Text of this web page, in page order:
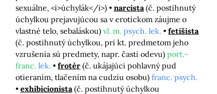
sexuálne, <i>úchylák</i>)
narcista (č. postihnutý
úchylkou prejavujúcou sa v erotickom záujme o
vlastné telo, sebaláskou) vl. m. psych. lek.
fetišista
(č. postihnutý úchylkou, pri kt. predmetom jeho
vzrušenia sú predmety, napr. časti odevu) port.-
franc. lek. frotér (č. ukájajúci pohlavný pud
otieraním, tlačením na cudziu osobu) franc. psych.
exhibicionista (č. postihnutý úchylkou